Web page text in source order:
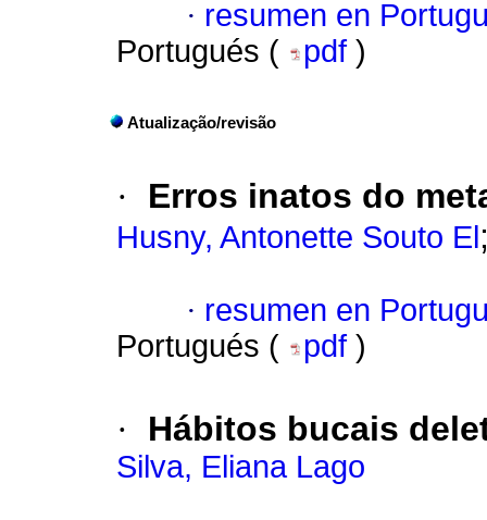
· resumen en
Portugués (
pdf )
Atualização/revisão
· Erros inatos do
Husny, Antonette Souto El
· resumen en
Portugués (
pdf )
· Hábitos bucais
Silva, Eliana Lago